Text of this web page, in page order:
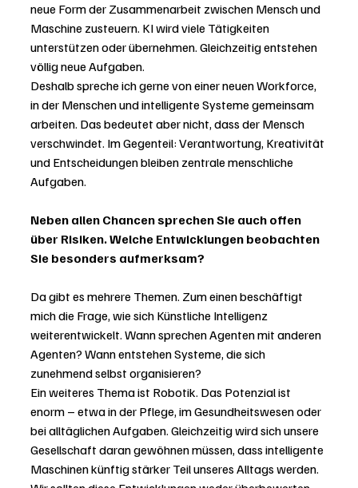
neue Form der Zusammenarbeit zwischen Mensch und
Maschine zusteuern. KI wird viele Tätigkeiten
unterstützen oder übernehmen. Gleichzeitig entstehen
völlig neue Aufgaben.
Deshalb spreche ich gerne von einer neuen Workforce,
in der Menschen und intelligente Systeme gemeinsam
arbeiten. Das bedeutet aber nicht, dass der Mensch
verschwindet. Im Gegenteil: Verantwortung, Kreativität
und Entscheidungen bleiben zentrale menschliche
Aufgaben.
Neben allen Chancen sprechen Sie auch offen
über Risiken. Welche Entwicklungen beobachten
Sie besonders aufmerksam?
Da gibt es mehrere Themen. Zum einen beschäftigt
mich die Frage, wie sich Künstliche Intelligenz
weiterentwickelt. Wann sprechen Agenten mit anderen
Agenten? Wann entstehen Systeme, die sich
zunehmend selbst organisieren?
Ein weiteres Thema ist Robotik. Das Potenzial ist
enorm – etwa in der Pflege, im Gesundheitswesen oder
bei alltäglichen Aufgaben. Gleichzeitig wird sich unsere
Gesellschaft daran gewöhnen müssen, dass intelligente
Maschinen künftig stärker Teil unseres Alltags werden.